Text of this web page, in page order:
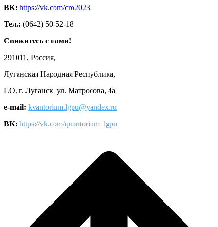
ВК: https://vk.com/cro2023
Тел.: (0642) 50-52-18
Свяжитесь с нами!
291011, Россия,
Луганская Народная Республика,
Г.О. г. Луганск, ул. Матросова, 4а
e-mail: kvantorium.lgpu@yandex.ru
ВК: https://vk.com/quantorium_lgpu